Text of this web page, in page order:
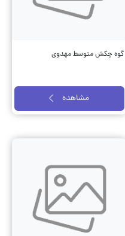
گوه چکش متوسط مهدوی
مشاهده